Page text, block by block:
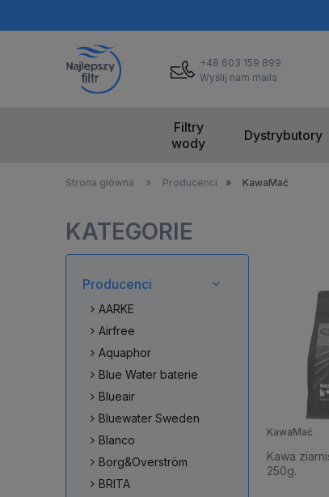
+48 603 159 899
Wyślij nam maila
Filtry
wody
Dystrybutory
Strona główna » Producenci » KawaMać
KATEGORIE
Producenci
AARKE
Airfree
Aquaphor
Blue Water baterie
Blueair
Bluewater Sweden
Blanco
Borg&Overström
BRITA
KawaMać
Kawa
250g.